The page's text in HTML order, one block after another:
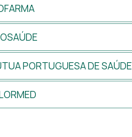
PORTUGUESA DE SAÚDE